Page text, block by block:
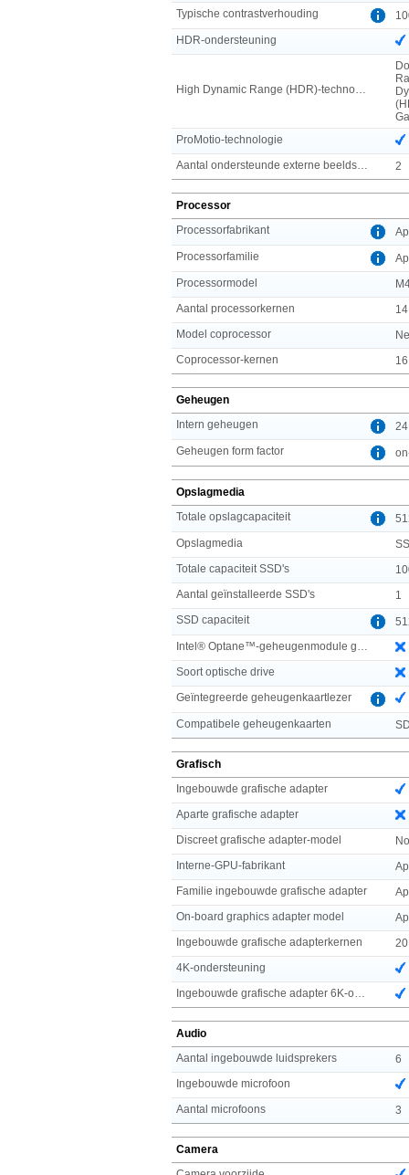
Typische contrastverhouding
HDR-ondersteuning
ProMotio-technologie
2
Processor
Processorfabrikant
Processorfamilie
Processormodel
Aantal processorkernen
14
Model coprocessor
Coprocessor-kernen
16
Geheugen
Intern geheugen
Geheugen form factor
Opslagmedia
Totale opslagcapaciteit
Opslagmedia
Totale capaciteit SSD's
Aantal geïnstalleerde SSD's
1
SSD capaciteit
Soort optische drive
Geïntegreerde geheugenkaartlezer
Compatibele geheugenkaarten
Grafisch
Ingebouwde grafische adapter
Aparte grafische adapter
Discreet grafische adapter-model
Interne-GPU-fabrikant
Familie ingebouwde grafische adapter
On-board graphics adapter model
Ingebouwde grafische adapterkernen
20
4K-ondersteuning
Audio
Aantal ingebouwde luidsprekers
6
Ingebouwde microfoon
Aantal microfoons
3
Camera